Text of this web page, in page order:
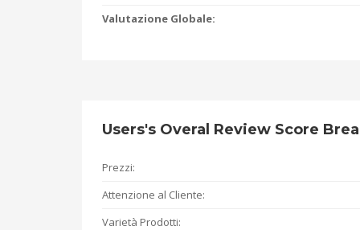
Valutazione Globale:
Users's Overal Review Score
Prezzi:
Attenzione al Cliente:
Varietà Prodotti: